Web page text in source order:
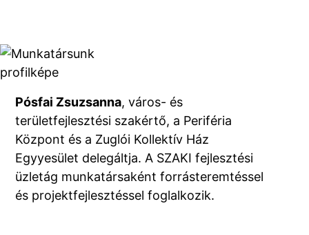
Pósfai Zsuzsanna, város- és
területfejlesztési szakértő, a Periféria
Központ és a Zuglói Kollektív Ház
Egyyesület delegáltja. A SZAKI fejlesztési
üzletág munkatársaként forrásteremtéssel
és projektfejlesztéssel foglalkozik.